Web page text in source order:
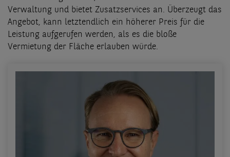
Verwaltung und bietet Zusatzservices an. Überzeugt das
Angebot, kann letztendlich ein höherer Preis für die
Leistung aufgerufen werden, als es die bloße
Vermietung der Fläche erlauben würde.